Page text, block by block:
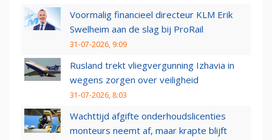
Voormalig financieel directeur KLM Erik
Swelheim aan de slag bij ProRail
31-07-2026, 9:09
Rusland trekt vliegvergunning Izhavia in
wegens zorgen over veiligheid
31-07-2026, 8:03
Wachttijd afgifte onderhoudslicenties
monteurs neemt af, maar krapte blijft